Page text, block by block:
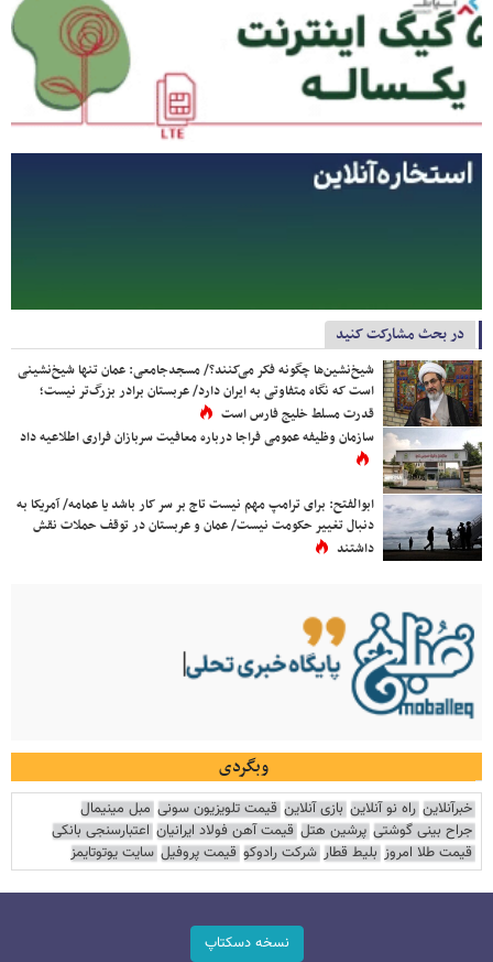
در بحث مشارکت کنید
شیخ‌نشین‌ها چگونه فکر می‌کنند؟/ مسجدجامعی: عمان تنها شیخ‌نشینی
است که نگاه متفاوتی به ایران دارد/ عربستان برادر بزرگ‌تر نیست؛
قدرت مسلط خلیج فارس است
سازمان وظیفه عمومی فراجا درباره معافیت سربازان فراری اطلاعیه داد
ابوالفتح: برای ترامپ مهم نیست تاج بر سر کار باشد یا عمامه/ آمریکا به
دنبال تغییر حکومت نیست/ عمان و عربستان در توقف حملات نقش
داشتند
وبگردی
خبرآنلاین راه نو آنلاین بازی آنلاین قیمت تلویزیون سونی مبل مینیمال
جراح بینی گوشتی پرشین هتل قیمت آهن فولاد ایرانیان اعتبارسنجی بانکی
قیمت طلا امروز بلیط قطار شرکت رادوکو قیمت پروفیل سایت یوتوتایمز
نسخه دسکتاپ